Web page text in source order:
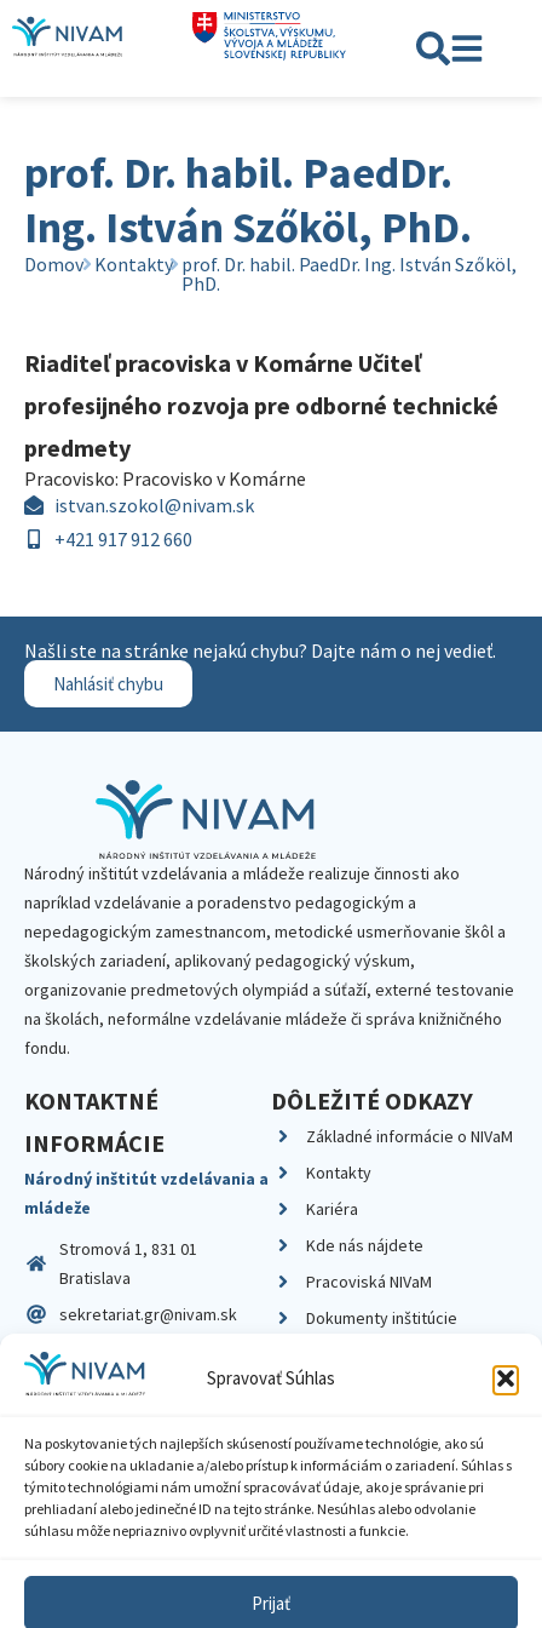
Spravovať Súhlas
Na poskytovanie tých najlepších skúseností používame technológie, ako sú
súbory cookie na ukladanie a/alebo prístup k informáciám o zariadení. Súhlas s
týmito technológiami nám umožní spracovávať údaje, ako je správanie pri
prehliadaní alebo jedinečné ID na tejto stránke. Nesúhlas alebo odvolanie
súhlasu môže nepriaznivo ovplyvniť určité vlastnosti a funkcie.
Prijať
prof. Dr. habil. PaedDr.
Ing. István Szőköl, PhD.
Domov Kontakty prof. Dr. habil. PaedDr. Ing. István Szőköl,
PhD.
Riaditeľ pracoviska v Komárne Učiteľ
profesijného rozvoja pre odborné technické
predmety
Pracovisko: Pracovisko v Komárne
istvan.szokol@nivam.sk
+421 917 912 660
Našli ste na stránke nejakú chybu? Dajte nám o nej vedieť.
Nahlásiť chybu
Národný inštitút vzdelávania a mládeže realizuje činnosti ako
napríklad vzdelávanie a poradenstvo pedagogickým a
nepedagogickým zamestnancom, metodické usmerňovanie škôl a
školských zariadení, aplikovaný pedagogický výskum,
organizovanie predmetových olympiád a súťaží, externé testovanie
na školách, neformálne vzdelávanie mládeže či správa knižničného
fondu.
KONTAKTNÉ
INFORMÁCIE
Národný inštitút vzdelávania a
mládeže
Stromová 1, 831 01
Bratislava
sekretariat.gr@nivam.sk
IČO: 00164348
DIČ: 2020798714
DÔLEŽITÉ ODKAZY
Základné informácie o NIVaM
Kontakty
Kariéra
Kde nás nájdete
Pracoviská NIVaM
Dokumenty inštitúcie
Zásady ochrany súkromia
Sprístupnenie informácií